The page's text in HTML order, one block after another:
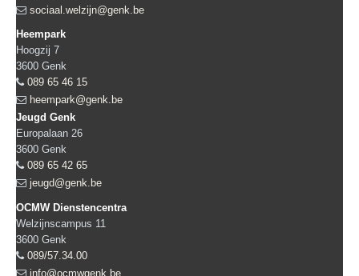
sociaal.welzijn@genk.be
Heempark
Hoogzij 7
3600 Genk
089 65 46 15
heempark@genk.be
Jeugd Genk
Europalaan 26
3600 Genk
089 65 42 65
jeugd@genk.be
OCMW Dienstencentra
Welzijnscampus 11
3600 Genk
089/57.34.00
info@ocmwgenk.be